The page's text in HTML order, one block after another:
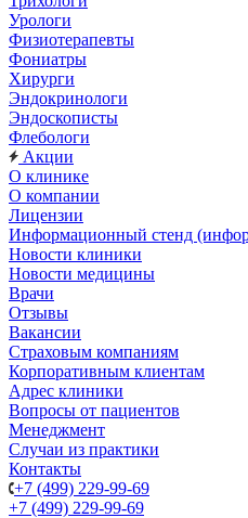
Урологи
Физиотерапевты
Фониатры
Хирурги
Эндокринологи
Эндоскописты
Флебологи
Акции
О клинике
О компании
Лицензии
Информационный стенд
Новости клиники
Новости медицины
Врачи
Отзывы
Вакансии
Страховым компаниям
Корпоративным клиентам
Адрес клиники
Вопросы от пациентов
Менеджмент
Случаи из практики
Контакты
+7 (499) 229-99-69
+7 (499) 229-99-69